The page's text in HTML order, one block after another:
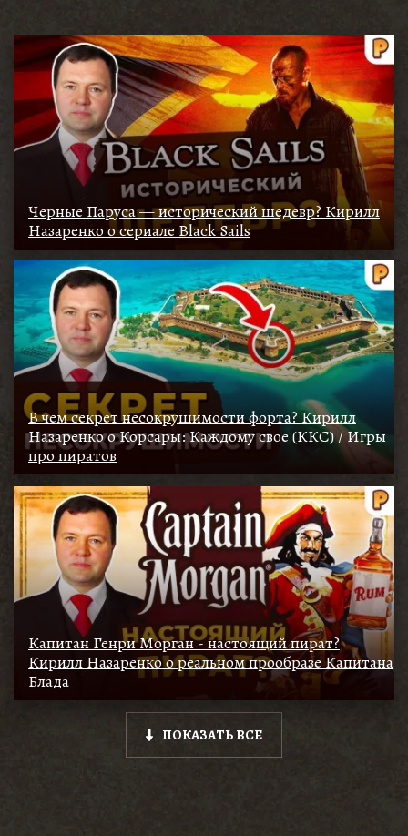
Черные Паруса — исторический шедевр? Кирилл
Назаренко о сериале Black Sails
В чем секрет несокрушимости форта? Кирилл
Назаренко о Корсары: Каждому свое (ККС) / Игры
про пиратов
Капитан Генри Морган - настоящий пират?
Кирилл Назаренко о реальном прообразе Капитана
Блада
ПОКАЗАТЬ ВСЕ